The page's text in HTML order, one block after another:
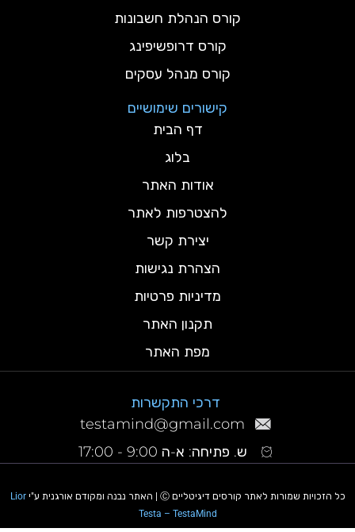
קורס הנהלת חשבונות
קורס דרופשיפינג
קורס מנהל עסקים
קישורים שימושיים
דף הבית
בלוג
אודות האתר
להצטרפות לאתר
יצירת קשר
הצהרת נגישות
מדיניות פרטיות
תקנון האתר
מפת האתר
דרכי התקשרות
testamind@gmail.com
ש. פתיחה: א-ה 9:00 - 17:00
כל הזכויות שמורות לאתר קורסים דיגיטליים Ⓒ | האתר נבנה ומקודם אורגנית ע"י
Lior
Testa – TestaMind